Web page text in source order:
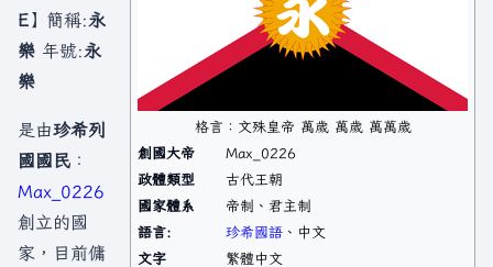
格言：文殊皇帝 萬歲 萬歲 萬萬歲
創國大帝
Max_0226
政體類型
古代王朝
國家體系
帝制、君主制
語言:
珍希國語 、中文
文字
繁體中文
E】簡稱:永
樂 年號:永
樂
是由珍希列
國國民 ：
Max_0226
創立的國
家，目前傭